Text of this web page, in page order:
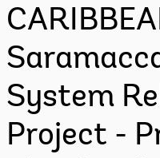
System
Project -